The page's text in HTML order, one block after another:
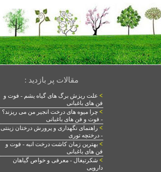
مقالات پر بازدید :
> علت ریزش برگ های گیاه یشم - فوت و
فن های باغبانی
> چرا میوه های درخت انجیر من می ریزند؟
- فوت و فن های باغبانی
> راهنمای نگهداری و پرورش درختان زینتی
- درختچه توری
> بهترین زمان کاشت درخت انبه - فوت و
فن های باغبانی
> شکرتیغال - معرفی و خواص گیاهان
دارویی